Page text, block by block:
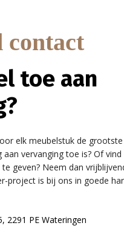
toe aan
elk meubelstuk de
vervanging toe is? Of
geven? Neem dan
project is bij ons in goede
2291 PE Wateringen